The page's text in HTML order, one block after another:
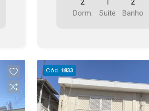
cozinha, varanda
(sendo 1 suíte), banheiro,
SJBV (19) 3623.4583 ou
99266.1633
Dorm. Suite Banho
Cód. 1833